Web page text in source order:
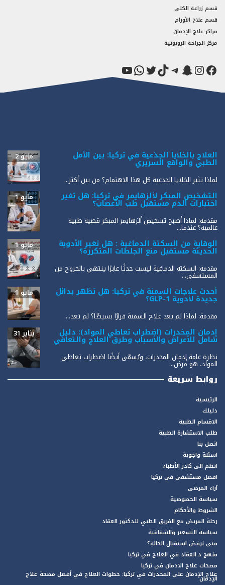
قسم زراعة الكلى
قسم علاج الأورام
مراكز علاج الإدمان
مركز الجراحة الروبوتية
فيسبوك
إنستجرام
سناب شاتتيليجرام
تيك توكتويترواتساب
يوتيوب
العلاج بالخلايا الجذعية في تركيا: بين الأمل
الطبي والواقع السريري
مايو 2
لماذا تثير الخلايا الجذعية كل هذا الاهتمام؟ من بين أكثر...
التشخيص المبكر لألزهايمر في تركيا: هل تغير
اختبارات الدم مستقبل طب الأعصاب؟
مايو 1
مقدمة: لماذا أصبح تشخيص ألزهايمر المبكر قضية طبية
عالمية؟ عندما...
الوقاية من السكتة الدماغية : هل تغير الأدوية
الحديثة مستقبل منع الجلطات المتكررة؟
مايو 1
مقدمة: السكتة الدماغية ليست حدثًا عابرًا ينتهي بالخروج من
المستشفى...
أحدث علاجات السمنة في تركيا: هل تظهر بدائل
جديدة لأدوية GLP-1؟
مايو 1
مقدمة: لماذا لم يعد علاج السمنة قرارًا بسيطًا؟ لم تعد...
إدمان المخدرات (اضطراب تعاطي المواد): دليل
شامل للأعراض والأسباب وطرق العلاج والتعافي
يناير 31
نظرة عامة إدمان المخدرات، ويُسمّى أيضًا اضطراب تعاطي
المواد، هو مرض...
روابط سريعة
الرئيسية
دليلك
الاقسام الطبية
طلب الاستشارة الطبية
اتصل بنا
اسئلة واجوبة
انظم الى كادر الأطباء
افضل مستشفى في تركيا
آراء المرضى
سياسة الخصوصية
الشروط والأحكام
رحلة المريض مع الفريق الطبي للدكتور العقاد
سياسة التسعير والشفافية
متى نرفض استقبال الحالة؟
منهج د.العقاد في العلاج في تركيا
مصحات علاج الادمان في تركيا
علاج الإدمان على المخدرات في تركيا: خطوات العلاج في أفضل مصحة علاج
الإدمان